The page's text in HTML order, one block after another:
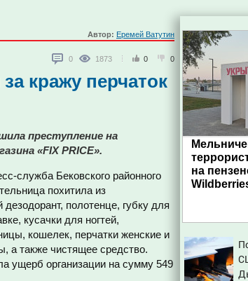
Автор: Еремей Ватутин
0 1873 0 0
кражу перчаток
преступление на
«FIX PRICE».
служба Бековского районного
похитила из
дезодорант, полотенце, губку для
кусачки для ногтей,
кошелек, перчатки женские и
а также чистящее средство.
ущерб организации на сумму 549
на